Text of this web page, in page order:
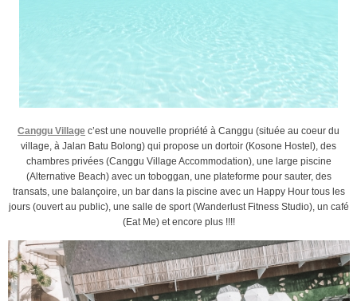
Canggu Village c’est une nouvelle propriété à Canggu (située au coeur du
village, à Jalan Batu Bolong) qui propose un dortoir (Kosone Hostel), des
chambres privées (Canggu Village Accommodation), une large piscine
(Alternative Beach) avec un toboggan, une plateforme pour sauter, des
transats, une balançoire, un bar dans la piscine avec un Happy Hour tous les
jours (ouvert au public), une salle de sport (Wanderlust Fitness Studio), un café
(Eat Me) et encore plus !!!!